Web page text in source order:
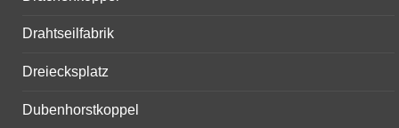
Drahtseilfabrik
Dreiecksplatz
Dubenhorstkoppel